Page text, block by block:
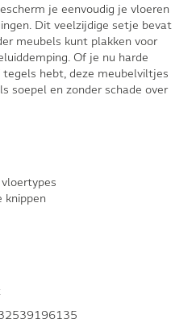
je eenvoudig je vloeren
Dit veelzijdige setje bevat
meubels kunt plakken voor
Of je nu harde
hebt, deze meubelviltjes
soepel en zonder schade over
knippen